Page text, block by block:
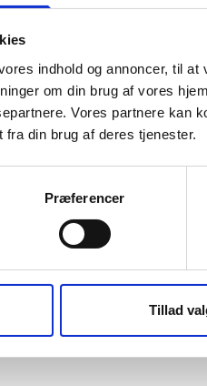
indhold og annoncer, til
om din brug af vores
Vores partnere kan
din brug af deres tjenester.
Præferencer
Tillad
2018 A1990
TILFØJ 3.869
vælge Apple